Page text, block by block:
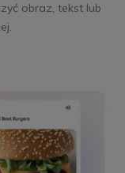
obraz, tekst lub